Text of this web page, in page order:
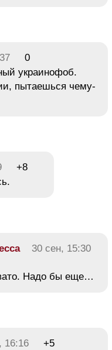
0
украинофоб.
пытаешься чему-
+8
30 сен, 15:30
Надо бы еще…
16:16
+5